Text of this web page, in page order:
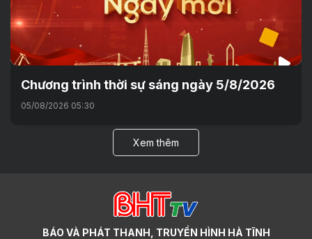
Chương trình thời sự sáng ngày 5/8/2026
05/08/2026 05:30
Xem thêm
BÁO VÀ PHÁT THANH, TRUYỀN HÌNH HÀ TĨNH